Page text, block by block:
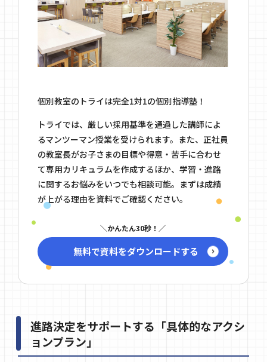
個別教室のトライは完全1対1の個別指導塾！
トライでは、厳しい採用基準を通過した講師によ
るマンツーマン授業を受けられます。また、正社員
の教室長がお子さまの目標や得意・苦手に合わせ
て専用カリキュラムを作成するほか、学習・進路
に関するお悩みをいつでも相談可能。まずは成績
が上がる理由を資料でご確認ください。
かんたん30秒！
無料で資料をダウンロードする
進路決定をサポートする「具体的なアクシ
ョンプラン」